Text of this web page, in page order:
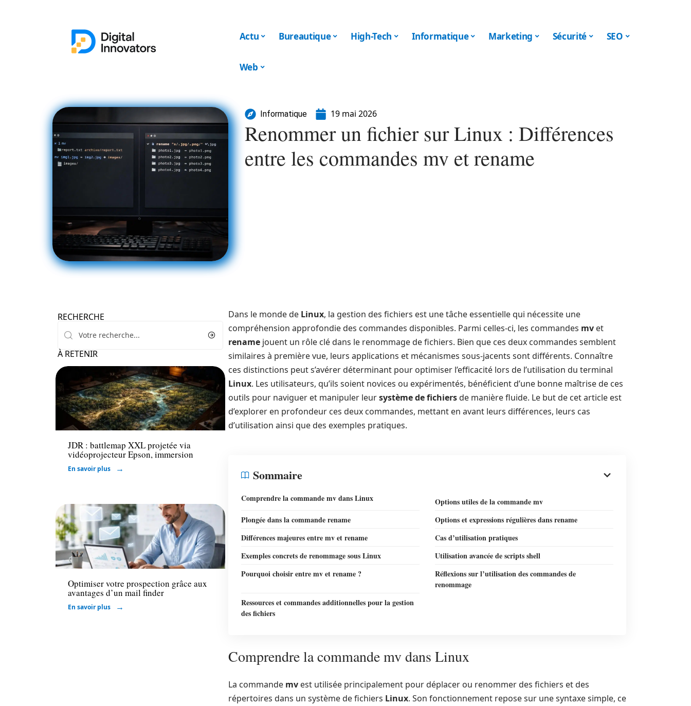
Actu Bureautique High-Tech Informatique Marketing Sécurité SEO
Web
Informatique 19 mai 2026
Renommer un fichier sur Linux : Différences
entre les commandes mv et rename
RECHERCHE
À RETENIR
High-Tech
JDR : battlemap XXL projetée via
vidéoprojecteur Epson, immersion
En savoir plus
Marketing
Optimiser votre prospection grâce aux
avantages d’un mail finder
En savoir plus
Dans le monde de Linux, la gestion des fichiers est une tâche essentielle qui nécessite une
compréhension approfondie des commandes disponibles. Parmi celles-ci, les commandes mv et
rename jouent un rôle clé dans le renommage de fichiers. Bien que ces deux commandes semblent
similaires à première vue, leurs applications et mécanismes sous-jacents sont différents. Connaître
ces distinctions peut s’avérer déterminant pour optimiser l’efficacité lors de l’utilisation du terminal
Linux. Les utilisateurs, qu’ils soient novices ou expérimentés, bénéficient d’une bonne maîtrise de ces
outils pour naviguer et manipuler leursystème de fichiersde manière fluide. Le but de cet article est
d’explorer en profondeur ces deux commandes, mettant en avant leurs différences, leurs cas
d’utilisation ainsi que des exemples pratiques.
Sommaire
Comprendre la commande mv dans Linux
Options utiles de la commande mv
Plongée dans la commande rename
Options et expressions régulières dans rename
Différences majeures entre mv et rename
Cas d’utilisation pratiques
Exemples concrets de renommage sous Linux
Utilisation avancée de scripts shell
Pourquoi choisir entre mv et rename ?
Réflexions sur l’utilisation des commandes de
renommage
Ressources et commandes additionnelles pour la gestion
des fichiers
Comprendre la commande mv dans Linux
La commande mv est utilisée principalement pour déplacer ou renommer des fichiers et des
répertoires dans un système de fichiers Linux. Son fonctionnement repose sur une syntaxe simple, ce